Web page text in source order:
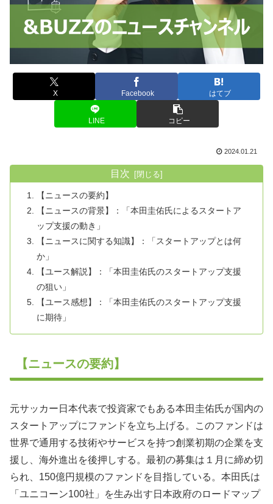
X Facebook はてブ
LINE コピー
2024.01.21
目次
【ニュースの要約】
【ニュースの背景】：「本田圭佑氏によるスタートア
ップ支援の動き」
【ニュースに関する知識】：「スタートアップとは何
か」
【ユース解説】：「本田圭佑氏のスタートアップ支援
の狙い」
【ユース感想】：「本田圭佑氏のスタートアップ支援
に期待」
【ニュースの要約】
元サッカー日本代表で投資家でもある本田圭佑氏が国内の
スタートアップにファンドを立ち上げる。このファンドは
世界で通用する技術やサービスを持つ創業初期の企業を支
援し、海外進出を後押しする。最初の募集は１月に締め切
られ、150億円規模のファンドを目指している。本田氏は
「ユニコーン100社」を生み出す日本政府のロードマップ